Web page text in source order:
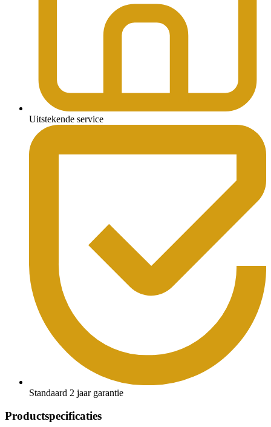
Uitstekende service
Standaard 2 jaar garantie
Productspecificaties